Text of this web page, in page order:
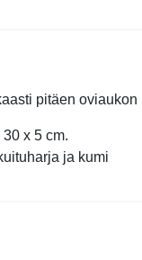
pitäen
x 5 cm.
ja kumi